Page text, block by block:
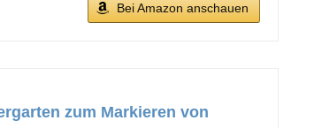
Bei Amazon anschauen
zum Markieren von